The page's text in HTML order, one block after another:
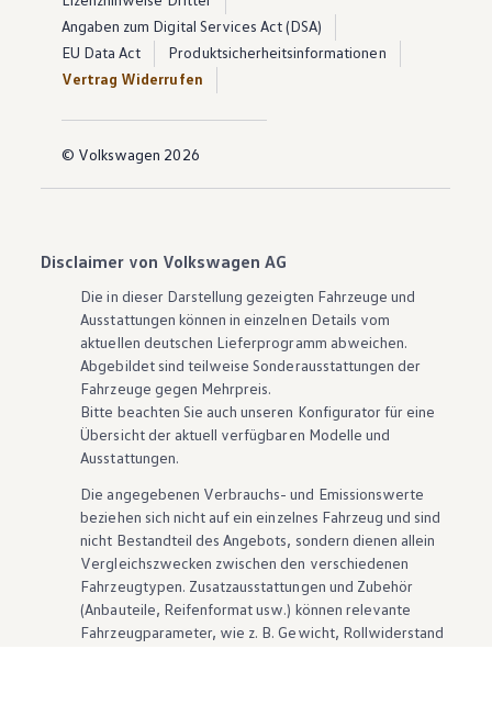
Angaben zum Digital Services Act (DSA)
EU Data Act
Produktsicherheitsinformationen
Vertrag Widerrufen
© Volkswagen 2026
Disclaimer von Volkswagen AG
Die in dieser Darstellung gezeigten Fahrzeuge und
Ausstattungen können in einzelnen Details vom
aktuellen deutschen Lieferprogramm abweichen.
Abgebildet sind teilweise Sonderausstattungen der
Fahrzeuge gegen Mehrpreis.
Bitte beachten Sie auch unseren Konfigurator für eine
Übersicht der aktuell verfügbaren Modelle und
Ausstattungen.
Die angegebenen Verbrauchs- und Emissionswerte
beziehen sich nicht auf ein einzelnes Fahrzeug und sind
nicht Bestandteil des Angebots, sondern dienen allein
Vergleichszwecken zwischen den verschiedenen
Fahrzeugtypen. Zusatzausstattungen und Zubehör
(Anbauteile, Reifenformat usw.) können relevante
Fahrzeugparameter, wie z. B. Gewicht, Rollwiderstand